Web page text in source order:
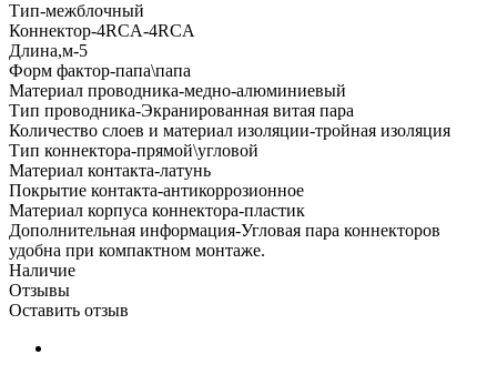
Тип-межблочный
Коннектор-4RCA-4RCA
Длина,м-5
Форм фактор-папа\папа
Материал проводника-медно-алюминиевый
Тип проводника-Экранированная витая пара
Количество слоев и материал изоляции-тройная изоляция
Тип коннектора-прямой\угловой
Материал контакта-латунь
Покрытие контакта-антикоррозионное
Материал корпуса коннектора-пластик
Дополнительная информация-Угловая пара коннекторов
удобна при компактном монтаже.
Наличие
Отзывы
Оставить отзыв